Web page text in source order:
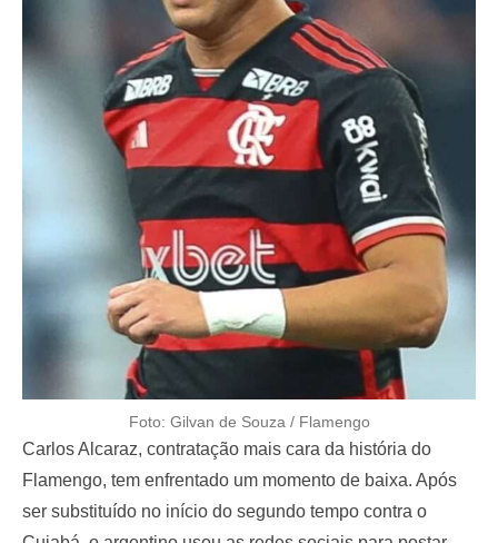
Foto: Gilvan de Souza / Flamengo
Carlos Alcaraz, contratação mais cara da história do
Flamengo, tem enfrentado um momento de baixa. Após
ser substituído no início do segundo tempo contra o